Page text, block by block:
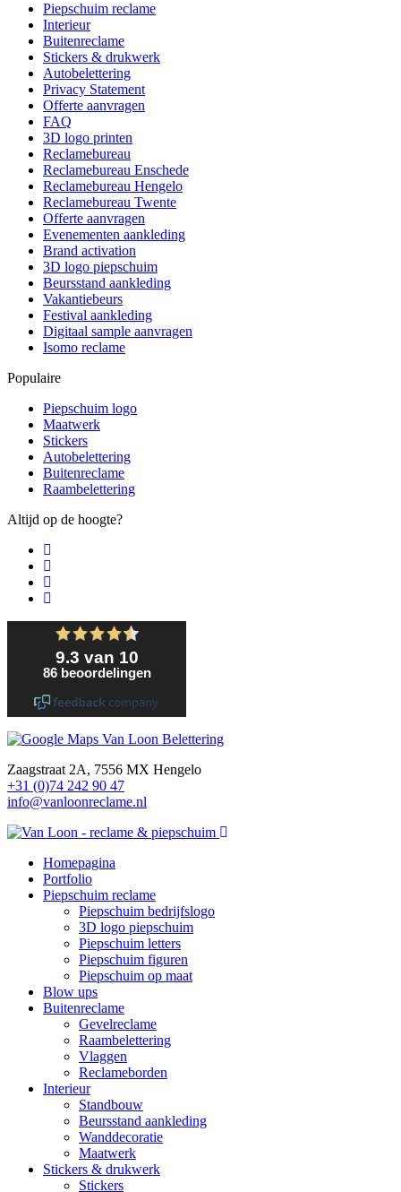
Piepschuim reclame
Interieur
Buitenreclame
Stickers & drukwerk
Autobelettering
Privacy Statement
Offerte aanvragen
FAQ
3D logo printen
Reclamebureau
Reclamebureau Enschede
Reclamebureau Hengelo
Reclamebureau Twente
Offerte aanvragen
Evenementen aankleding
Brand activation
3D logo piepschuim
Beursstand aankleding
Vakantiebeurs
Festival aankleding
Digitaal sample aanvragen
Isomo reclame
Populaire
Piepschuim logo
Maatwerk
Stickers
Autobelettering
Buitenreclame
Raambelettering
Altijd op de hoogte?
Zaagstraat 2A, 7556 MX Hengelo
+31 (0)74 242 90 47
info@vanloonreclame.nl
Homepagina
Portfolio
Piepschuim reclame
Piepschuim bedrijfslogo
3D logo piepschuim
Piepschuim letters
Piepschuim figuren
Piepschuim op maat
Blow ups
Buitenreclame
Gevelreclame
Raambelettering
Vlaggen
Reclameborden
Interieur
Standbouw
Beursstand aankleding
Wanddecoratie
Maatwerk
Stickers & drukwerk
Stickers